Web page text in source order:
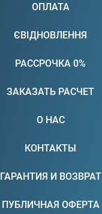
ОПЛАТА
ЄВІДНОВЛЕННЯ
РАССРОЧКА 0%
ЗАКАЗАТЬ РАСЧЕТ
О НАС
КОНТАКТЫ
ГАРАНТИЯ И ВОЗВРАТ
ПУБЛИЧНАЯ ОФЕРТА